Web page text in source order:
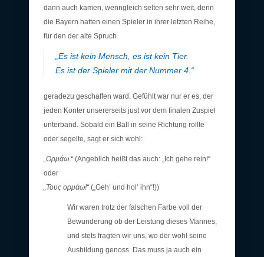
dann auch kamen, wenngleich selten sehr weit, denn
die Bayern hatten einen Spieler in ihrer letzten Reihe,
für den der alte Spruch
„Es ist kein Mensch, es ist kein Tier.
Es ist der Spieler mit der Nummer 4.“
geradezu geschaffen ward. Gefühlt war nur er es, der
jeden Konter unsererseits just vor dem finalen Zuspiel
unterband. Sobald ein Ball in seine Richtung rollte
oder segelte, sagt er sich wohl:
„Ορμάω.“(Angeblich heißt das auch: „Ich gehe rein!“
oder
„Τους ορμάω!“(„Geh‘ und hol‘ ihn“!))
Wir waren trotz der falschen Farbe voll der
Bewunderung ob der Leistung dieses Mannes,
und stets fragten wir uns, wo der wohl seine
Ausbildung genoss. Das muss ja auch ein